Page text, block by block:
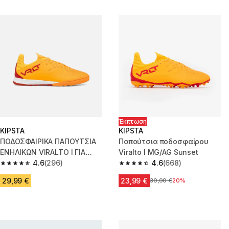
KIPSTA
ΠΟΔΟΣΦΑΙΡΙΚΑ ΠΑΠΟΥΤΣΙΑ
ΕΝΗΛΙΚΩΝ VIRALTO I ΓΙΑ
ΧΛΟΟΤΑΠΗΤΑ ΠΟΡΤΟΚΑΛΙ
4.6
4.6 out of 5 stars from 296 reviews
(296)
29,99 €
Έκπτωση
KIPSTA
Παπούτσια ποδοσφαίρου
Viralto I MG/AG Sunset
4.6
4.6 out of 5 stars from 668
(668)
23,99 € Αρχική τιμή
30,00 €20%